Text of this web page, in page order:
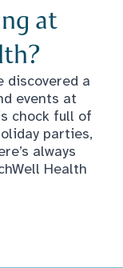
at
discovered a
events at
chock full of
parties,
always
Health